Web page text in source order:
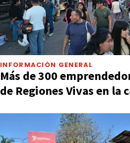
INFORMACIÓN GENERAL
Más de 300
de Regiones Vivas en la